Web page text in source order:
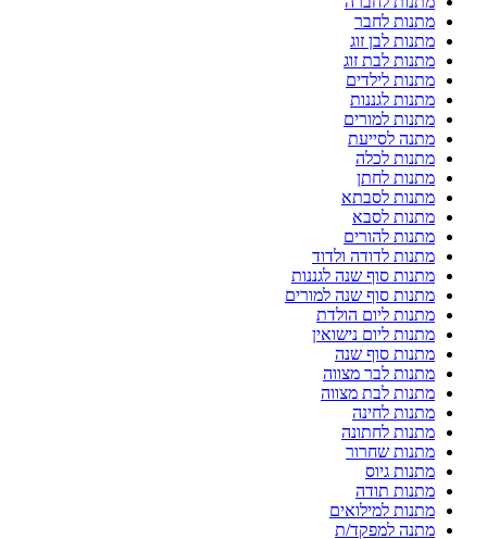
מתנות לחבר
מתנות לבן זוג
מתנות לבת זוג
מתנות לילדים
מתנות לגננות
מתנות למורים
מתנה לסייעת
מתנות לכלה
מתנות לחתן
מתנות לסבתא
מתנות לסבא
מתנות להורים
מתנות לדודה ולדוד
מתנות סוף שנה לגננות
מתנות סוף שנה למורים
מתנות ליום הולדת
מתנות ליום נישואין
מתנות סוף שנה
מתנות לבר מצווה
מתנות לבת מצווה
מתנות לחינה
מתנות לחתונה
מתנות שחרור
מתנות גיוס
מתנות תודה
מתנות למילואים
מתנה למפקד/ת